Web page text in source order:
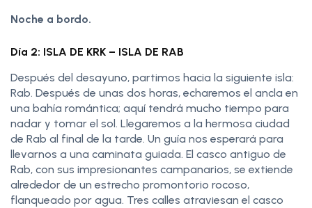
Noche a bordo.
Día 2: ISLA DE KRK – ISLA DE RAB
Después del desayuno, partimos hacia la siguiente isla:
Rab. Después de unas dos horas, echaremos el ancla en
una bahía romántica; aquí tendrá mucho tiempo para
nadar y tomar el sol. Llegaremos a la hermosa ciudad
de Rab al final de la tarde. Un guía nos esperará para
llevarnos a una caminata guiada. El casco antiguo de
Rab, con sus impresionantes campanarios, se extiende
alrededor de un estrecho promontorio rocoso,
flanqueado por agua. Tres calles atraviesan el casco